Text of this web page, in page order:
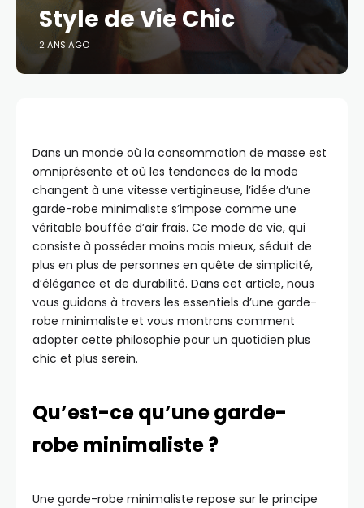
Style de Vie Chic
2 ANS AGO
Dans un monde où la consommation de masse est
omniprésente et où les tendances de la mode
changent à une vitesse vertigineuse, l’idée d’une
garde-robe minimaliste s’impose comme une
véritable bouffée d’air frais. Ce mode de vie, qui
consiste à posséder moins mais mieux, séduit de
plus en plus de personnes en quête de simplicité,
d’élégance et de durabilité. Dans cet article, nous
vous guidons à travers les essentiels d’une garde-
robe minimaliste et vous montrons comment
adopter cette philosophie pour un quotidien plus
chic et plus serein.
Qu’est-ce qu’une garde-
robe minimaliste ?
Une garde-robe minimaliste repose sur le principe